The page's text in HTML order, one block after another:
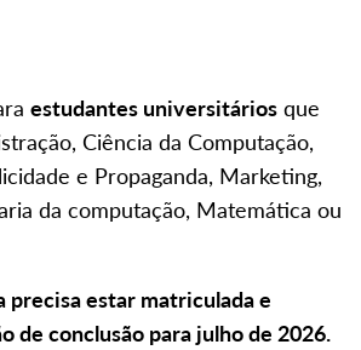
estudantes universitários que
Ciência da Computação,
e Propaganda, Marketing,
da computação, Matemática ou
precisa estar matriculada e
de conclusão para julho de 2026.